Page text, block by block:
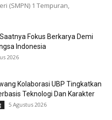
(SMPN) 1 Tempuran,
Fokus Berkarya Demi
Indonesia
2026
Kolaborasi UBP Tingkatkan
Teknologi Dan Karakter
5 Agustus 2026